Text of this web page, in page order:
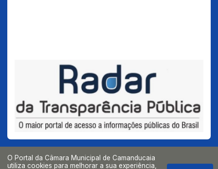
O Portal da Câmara Municipal de Camanducaia
utiliza cookies para melhorar a sua experiência,